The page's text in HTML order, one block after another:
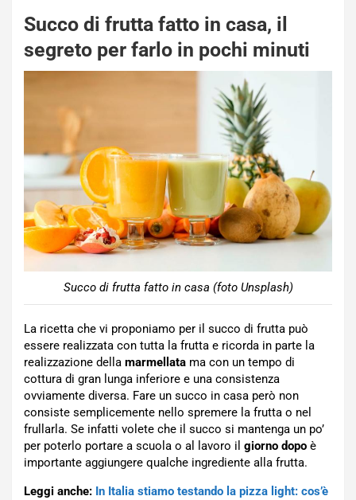
Succo di frutta fatto in casa, il
segreto per farlo in pochi minuti
Succo di frutta fatto in casa (foto Unsplash)
La ricetta che vi proponiamo per il succo di frutta può
essere realizzata con tutta la frutta e ricorda in parte la
realizzazione della marmellata ma con un tempo di
cottura di gran lunga inferiore e una consistenza
ovviamente diversa. Fare un succo in casa però non
consiste semplicemente nello spremere la frutta o nel
frullarla. Se infatti volete che il succo si mantenga un po’
per poterlo portare a scuola o al lavoro il giorno dopo è
importante aggiungere qualche ingrediente alla frutta.
Leggi anche: In Italia stiamo testando la pizza light: cos’è